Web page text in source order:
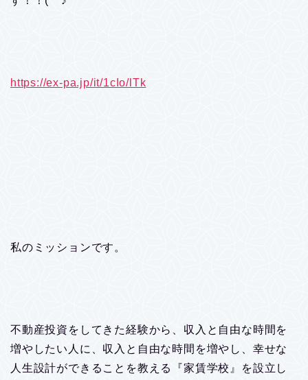
https://ex-pa.jp/it/1cIo/lTk
私のミッションです。
不動産投資をしてきた経験から、収入と自由な時間を
増やしたい人に、収入と自由な時間を増やし、幸せな
人生設計ができることを教える『家賃学校』を設立し